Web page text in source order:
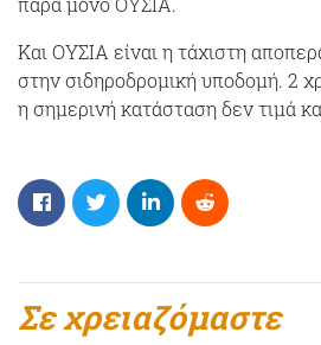
Και ΟΥΣΙΑ είναι η τάχιστη
στην σιδηροδρομική υποδομή. 2
η σημερινή κατάσταση δεν τιμά
Σε χρειαζόμαστε